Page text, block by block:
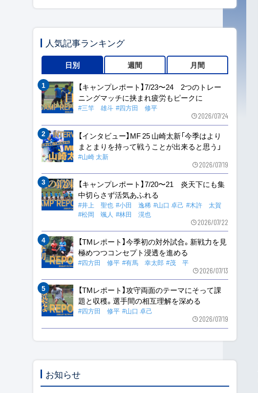
人気記事ランキング
日別 週間 月間
【キャンプレポート】7/23〜24 2つのトレー
ニングマッチに挟まれ疲労もピークに
#三竿 雄斗 #四方田 修平
2026/07/24
【インタビュー】MF 25 山崎太新「今季はより
まとまりを持って戦うことが出来ると思う」
#山崎 太新
2026/07/19
【キャンプレポート】7/20〜21 炎天下にも集
中切らさず活気あふれる
#井上 聖也 #小田 逸稀 #山口 卓己 #木許 太賀
#松岡 颯人 #林田 滉也
2026/07/22
【TMレポート】今季初の対外試合。新戦力を見
極めつつコンセプト浸透を進める
#四方田 修平 #有馬 幸太郎 #茂 平
2026/07/13
【TMレポート】攻守両面のテーマにそって課
題と収穫。選手間の相互理解を深める
#四方田 修平 #山口 卓己
2026/07/19
お知らせ